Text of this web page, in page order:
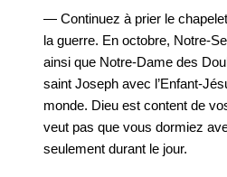
— Continuez à prier le
la guerre. En octobre, Notre-
ainsi que Notre-Dame des
saint Joseph avec l’Enfant-
monde. Dieu est content de
veut pas que vous dormiez
seulement durant le jour.